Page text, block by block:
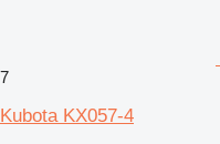
7
Kubota KX057-4